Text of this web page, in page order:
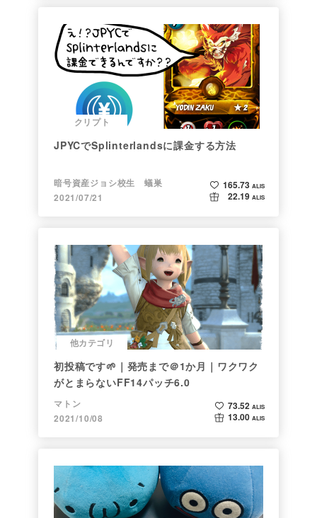
クリプト
JPYCでSplinterlandsに課金する方法
暗号資産ジョシ校生 蟻巣
2021/07/21
165.73 ALIS
22.19 ALIS
他カテゴリ
初投稿です🌱｜発売まで＠1か月｜ワクワク
がとまらないFF14パッチ6.0
マトン
2021/10/08
73.52 ALIS
13.00 ALIS